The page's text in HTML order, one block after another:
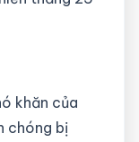
khăn của
chóng bị